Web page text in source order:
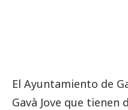
El Ayuntamiento de
Gavà Jove que tienen